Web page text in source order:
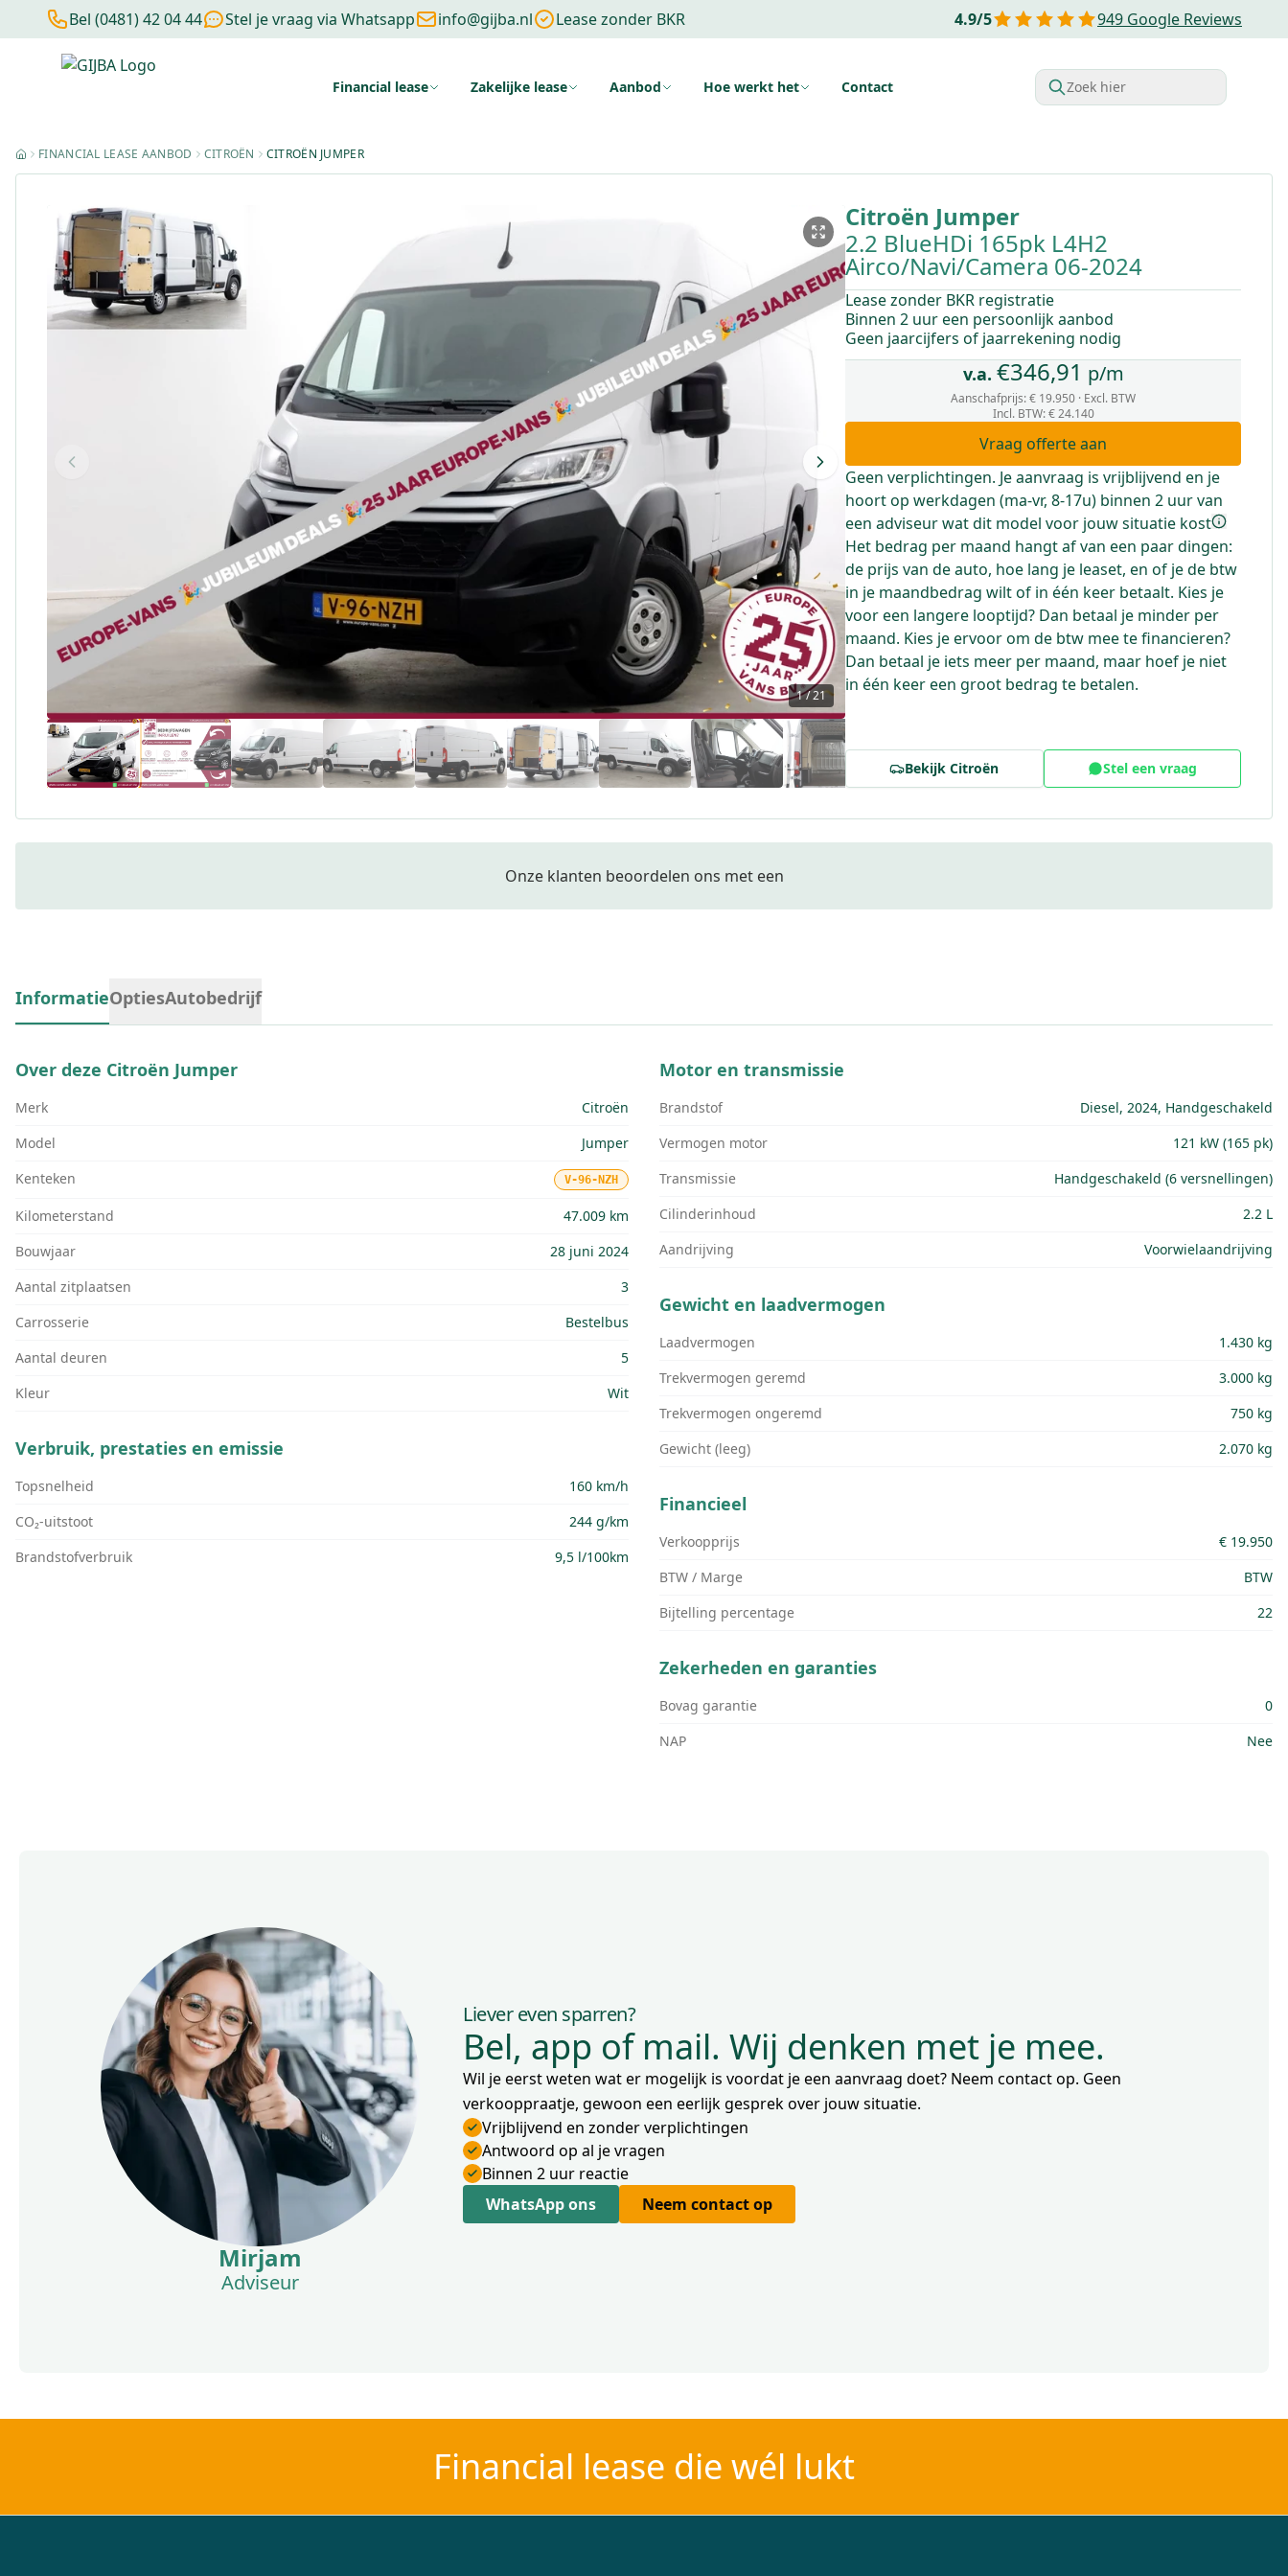
Bel (0481) 42 04 44 Stel je vraag via Whatsapp info@gijba.nl Lease zonder BKR 4.9/5 949 Google Reviews
Financial lease Zakelijke lease Aanbod Hoe werkt het Contact Zoek hier
Financial lease berekenenNegatieve BKRZonder BKR toetsing
FINANCIAL LEASE AANBOD CITROËN CITROËN JUMPER
1/21
Citroën Jumper
2.2 BlueHDi 165pk L4H2
Airco/Navi/Camera 06-2024
Lease zonder BKR registratie
Binnen 2 uur een persoonlijk aanbod
Geen jaarcijfers of jaarrekening nodig
v.a. €346,91 p/m
Aanschafprijs:€ 19.950 · Excl. BTW
Incl. BTW:€ 24.140
Vraag offerte aan
Geen verplichtingen. Je aanvraag is vrijblijvend en je
hoort op werkdagen (ma-vr, 8-17u) binnen 2 uur van
een adviseur wat dit model voor jouw situatie kost
Het bedrag per maand hangt af van een paar dingen:
de prijs van de auto, hoe lang je leaset, en of je de btw
in je maandbedrag wilt of in één keer betaalt. Kies je
voor een langere looptijd? Dan betaal je minder per
maand. Kies je ervoor om de btw mee te financieren?
Dan betaal je iets meer per maand, maar hoef je niet
in één keer een groot bedrag te betalen.
BekijkCitroën Stel een vraag
Onze klanten beoordelen ons met een
InformatieOptiesAutobedrijf
Over deze Citroën Jumper
Merk
Citroën
Model
Jumper
Kenteken
V-96-NZH
Kilometerstand
47.009 km
Bouwjaar
28 juni 2024
Aantal zitplaatsen
3
Carrosserie
Bestelbus
Aantal deuren
5
Kleur
Wit
Verbruik, prestaties en emissie
Topsnelheid
160 km/h
CO₂-uitstoot
244 g/km
Brandstofverbruik
9,5 l/100km
Motor en transmissie
Brandstof
Diesel, 2024, Handgeschakeld
Vermogen motor
121 kW (165 pk)
Transmissie
Handgeschakeld (6 versnellingen)
Cilinderinhoud
2.2 L
Aandrijving
Voorwielaandrijving
Gewicht en laadvermogen
Laadvermogen
1.430 kg
Trekvermogen geremd
3.000 kg
Trekvermogen ongeremd
750 kg
Gewicht (leeg)
2.070 kg
Financieel
Verkoopprijs
€ 19.950
BTW / Marge
BTW
Bijtelling percentage
22
Zekerheden en garanties
Bovag garantie
0
NAP
Nee
Mirjam
Adviseur
Liever even sparren?
Bel, app of mail. Wij denken met je mee.
Wil je eerst weten wat er mogelijk is voordat je een aanvraag doet? Neem contact op. Geen
verkooppraatje, gewoon een eerlijk gesprek over jouw situatie.
Vrijblijvend en zonder verplichtingen
Antwoord op al je vragen
Binnen 2 uur reactie
WhatsApp ons
Neem contact op
Financial lease die wél lukt